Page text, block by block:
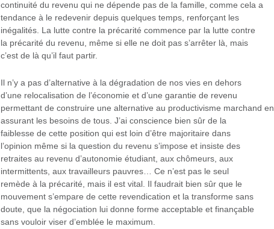
continuité du revenu qui ne dépende pas de la famille, comme cela a
tendance à le redevenir depuis quelques temps, renforçant les
inégalités. La lutte contre la précarité commence par la lutte contre
la précarité du revenu, même si elle ne doit pas s’arrêter là, mais
c’est de là qu’il faut partir.
Il n’y a pas d’alternative à la dégradation de nos vies en dehors
d’une relocalisation de l’économie et d’une garantie de revenu
permettant de construire une alternative au productivisme marchand en
assurant les besoins de tous. J’ai conscience bien sûr de la
faiblesse de cette position qui est loin d’être majoritaire dans
l’opinion même si la question du revenu s’impose et insiste des
retraites au revenu d’autonomie étudiant, aux chômeurs, aux
intermittents, aux travailleurs pauvres… Ce n’est pas le seul
remède à la précarité, mais il est vital. Il faudrait bien sûr que le
mouvement s’empare de cette revendication et la transforme sans
doute, que la négociation lui donne forme acceptable et finançable
sans vouloir viser d’emblée le maximum.